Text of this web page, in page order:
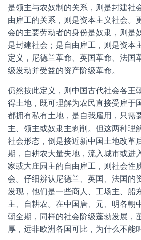
是领主与农奴制的关系，则是封建社
由雇工的关系，则是资本主义社会。
会的主要劳动者的身份是奴隶，则是
是封建社会；是自由雇工，则是资本
定义，尼德兰革命、英国革命、法国
级发动并受益的资产阶级革命。
仍然按此定义，则中国古代社会各王
得土地，既可理解为农民直接受雇于
都拥有私有土地，是自我雇用，只需
主、领主或奴隶主剥削。但这两种理
社会形态，倒是接近新中国土地改革
期，自耕农大量失地，流入城市或进
家或大庄园主的自由雇工，则社会性
会。仔细辨认尼德兰、英国、法国的
发现，他们是一些商人、工场主、船
主、自耕农。在中国唐、元、明各朝
朝全期，同样的社会阶级蓬勃发展，
厚，远非欧洲各国可比，为什么不能